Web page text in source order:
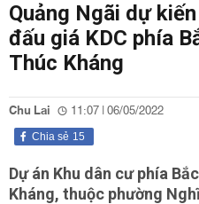
Quảng Ngãi dự
đấu giá KDC phía
Thúc Kháng
Chu Lai 11:07 | 06/05/2022
15
Chia sẻ
Dự án Khu dân cư phía
Kháng, thuộc phường